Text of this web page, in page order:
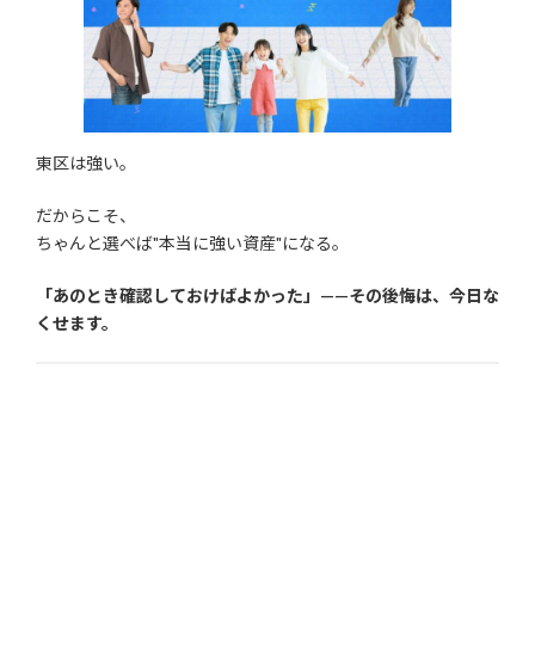
東区は強い。
だからこそ、
ちゃんと選べば"本当に強い資産"になる。
「あのとき確認しておけばよかった」——その後悔は、今日な
くせます。